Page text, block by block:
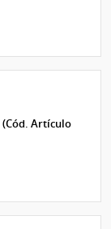
(Cód. Artículo